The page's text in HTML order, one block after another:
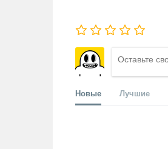
Новые Лучшие